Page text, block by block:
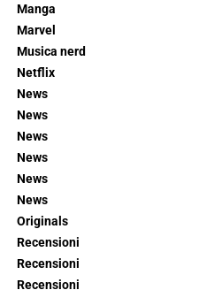
Manga
Marvel
Musica nerd
Netflix
News
News
News
News
News
News
Originals
Recensioni
Recensioni
Recensioni